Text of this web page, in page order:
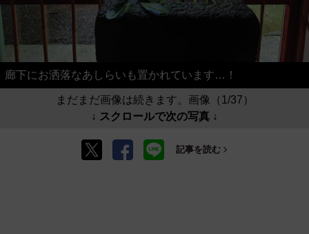
廊下にお洒落なあしらいも置かれています…！
まだまだ画像は続きます。画像（1/37）
↓ スクロールで次の写真 ↓
記事を読む